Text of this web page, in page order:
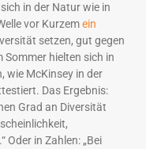
in der Natur wie in
vor Kurzemein
setzen, gut gegen
Sommer hielten sich in
wie McKinsey in der
Das Ergebnis:
Grad an Diversität
in Zahlen: „Bei